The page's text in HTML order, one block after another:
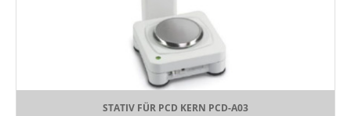
STATIV FÜR PCD KERN PCD-A03